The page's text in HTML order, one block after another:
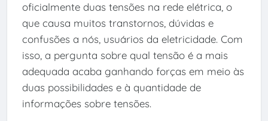
oficialmente duas tensões na rede elétrica, o
que causa muitos transtornos, dúvidas e
confusões a nós, usuários da eletricidade. Com
isso, a pergunta sobre qual tensão é a mais
adequada acaba ganhando forças em meio às
duas possibilidades e à quantidade de
informações sobre tensões.